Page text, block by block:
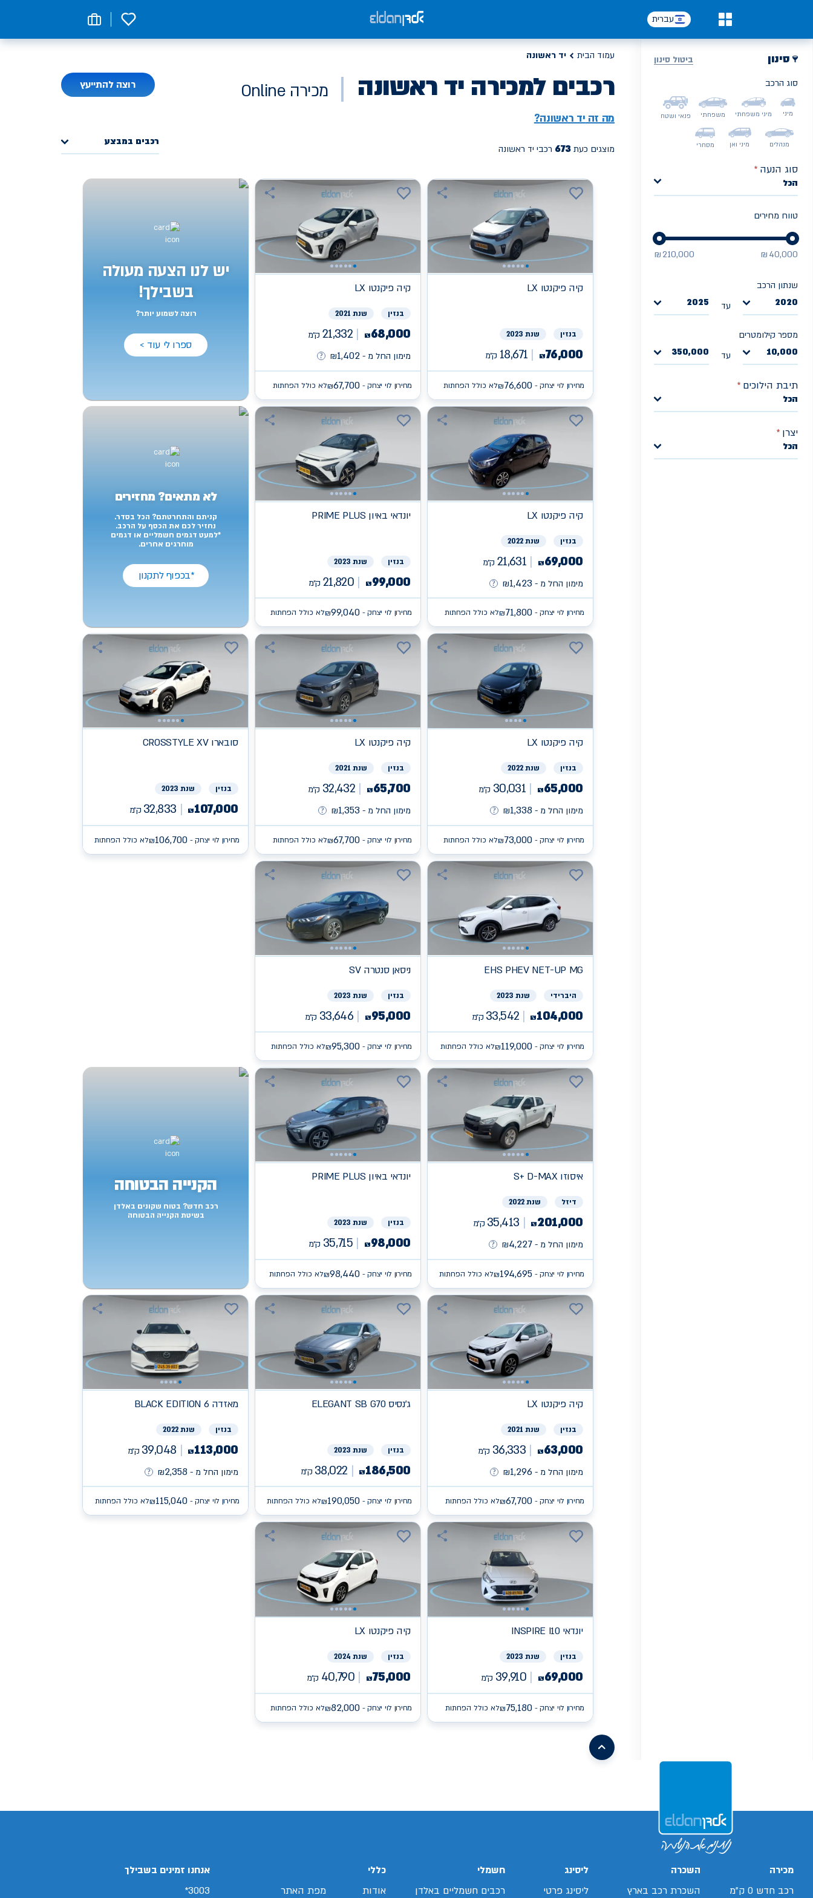
עברית 0
סינון ביטול סינון
סוג הרכב
מיני מיני משפחתי משפחתי פנאי ושטח
מנהלים מיני ואן מסחרי
סוג הנעה *
הכל
טווח מחירים
₪ 40,000
₪ 210,000
שנתון הרכב
2020
עד 2025
מספר קילומטרים
10,000
עד 350,000
תיבת הילוכים *
הכל
יצרן *
הכל
עמוד הבית יד ראשונה
רכבים למכירה יד ראשונה מכירה Online רוצה להתייעץ
מה זה יד ראשונה?
מוצגים כעת רכבי יד ראשונה
רכבים במבצע
קיהפיקנטו LX
בנזין שנת 2023
₪76,000
18,671 ק״מ
מחירון לוי יצחק - ₪76,600 לא כולל הפחתות
קיהפיקנטו LX
בנזין שנת 2021
₪68,000
21,332 ק״מ
מימון החל מ -
₪1,402
מחירון לוי יצחק - ₪67,700 לא כולל הפחתות
יש לנו הצעה מעולה
בשבילך!
רוצה לשמוע יותר?
ספרו לי עוד >
קיהפיקנטו LX
בנזין שנת 2022
₪69,000
21,631 ק״מ
מימון החל מ -
₪1,423
מחירון לוי יצחק - ₪71,800 לא כולל הפחתות
יונדאי PRIME PLUS באיון
בנזין שנת 2023
₪99,000
21,820 ק״מ
מחירון לוי יצחק - ₪99,040 לא כולל הפחתות
לא מתאים? מחזירים
קניתם והתחרטתם? הכל בסדר.
נחזיר לכם את הכסף על הרכב.
*למעט דגמים חשמליים או דגמים
מוחרגים אחרים.
*בכפוף לתקנון
קיהפיקנטו LX
בנזין שנת 2022
₪65,000
30,031 ק״מ
מימון החל מ -
₪1,338
מחירון לוי יצחק - ₪73,000 לא כולל הפחתות
קיהפיקנטו LX
בנזין שנת 2021
₪65,700
32,432 ק״מ
מימון החל מ -
₪1,353
מחירון לוי יצחק - ₪67,700 לא כולל הפחתות
סובארוCROSSTYLE XV
בנזין שנת 2023
₪107,000
32,833 ק״מ
מחירון לוי יצחק - ₪106,700 לא כולל הפחתות
MG
EHS PHEV NET-UP
היברידי שנת 2023
₪104,000
33,542 ק״מ
מחירון לוי יצחק - ₪119,000 לא כולל הפחתות
ניסאןSV סנטרה
בנזין שנת 2023
₪95,000
33,646 ק״מ
מחירון לוי יצחק - ₪95,300 לא כולל הפחתות
איסוזוS+ D-MAX
דיזל שנת 2022
₪201,000
35,413 ק״מ
מימון החל מ -
₪4,227
מחירון לוי יצחק - ₪194,695 לא כולל הפחתות
יונדאי PRIME PLUS באיון
בנזין שנת 2023
₪98,000
35,715 ק״מ
מחירון לוי יצחק - ₪98,440 לא כולל הפחתות
הקנייה הבטוחה
רכב חדש? בטוח שקונים באלדן
בשיטת הקנייה הבטוחה
קיהפיקנטו LX
בנזין שנת 2021
₪63,000
36,333 ק״מ
מימון החל מ -
₪1,296
מחירון לוי יצחק - ₪67,700 לא כולל הפחתות
ג'נסיסELEGANT SB G70
בנזין שנת 2023
₪186,500
38,022 ק״מ
מחירון לוי יצחק - ₪190,050 לא כולל הפחתות
מאזדה BLACK EDITION 6
בנזין שנת 2022
₪113,000
39,048 ק״מ
מימון החל מ -
₪2,358
מחירון לוי יצחק - ₪115,040 לא כולל הפחתות
יונדאיINSPIRE I10
בנזין שנת 2023
₪69,000
39,910 ק״מ
מחירון לוי יצחק - ₪75,180 לא כולל הפחתות
קיהפיקנטו LX
בנזין שנת 2024
₪75,000
40,790 ק״מ
מחירון לוי יצחק - ₪82,000 לא כולל הפחתות
d-
max/search/firsthand/19559103/יונדאי-באיון /search/firsthand/73605402/קיה-פיקנטו
g70/search/firsthand/24539803/מאזדה-6
i10/search/firsthand/64326803/קיה-פיקנטו
Next
מכירה
רכב חדש 0 ק"מ
השכרה
השכרת רכב בארץ
ליסינג
ליסינג פרטי
חשמלי
רכבים חשמליים באלדן
כללי
אודות
מפת האתר
אנחנו זמינים בשבילך
3003*